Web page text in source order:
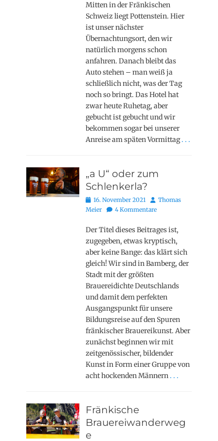
Mitten in der Fränkischen
Schweiz liegt Pottenstein. Hier
ist unser nächster
Übernachtungsort, den wir
natürlich morgens schon
anfahren. Danach bleibt das
Auto stehen – man weiß ja
schließlich nicht, was der Tag
noch so bringt. Das Hotel hat
zwar heute Ruhetag, aber
gebucht ist gebucht und wir
bekommen sogar bei unserer
Anreise am späten Vormittag. . .
„a U“ oder zum
Schlenkerla?
Posted
on
16. November 2021 AutorThomas
Meier
4 Kommentare
Der Titel dieses Beitrages ist,
zugegeben, etwas kryptisch,
aber keine Bange: das klärt sich
gleich! Wir sind in Bamberg, der
Stadt mit der größten
Brauereidichte Deutschlands
und damit dem perfekten
Ausgangspunkt für unsere
Bildungsreise auf den Spuren
fränkischer Brauereikunst. Aber
zunächst beginnen wir mit
zeitgenössischer, bildender
Kunst in Form einer Gruppe von
acht hockenden Männern . . .
Fränkische
Brauereiwanderweg
e